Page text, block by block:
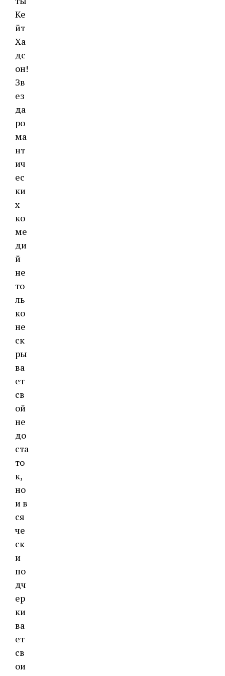
Ке
йт
Ха
дс
он!
Зв
ез
да
ро
ма
нт
ич
ес
ки
х
ко
ме
ди
й
не
то
ль
ко
не
ск
ры
ва
ет
св
ой
не
до
ста
то
к,
но
и в
ся
че
ск
и
по
дч
ер
ки
ва
ет
св
ои